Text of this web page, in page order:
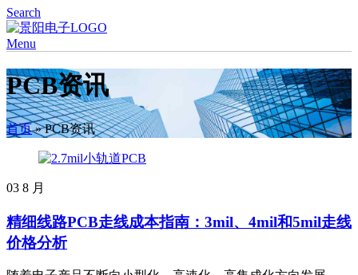
Search
Menu
PCB资讯
首页»PCB资讯
03 8 月
精细线路PCB走线成本指南：3mil、4mil和5mil走线
价格分析